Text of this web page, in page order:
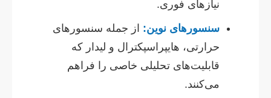
نیازهای فوری.
سنسورهای نوین: از جمله سنسورهای
حرارتی، هایپراسپکترال و لیدار که
قابلیت‌های تحلیلی خاصی را فراهم
می‌کنند.